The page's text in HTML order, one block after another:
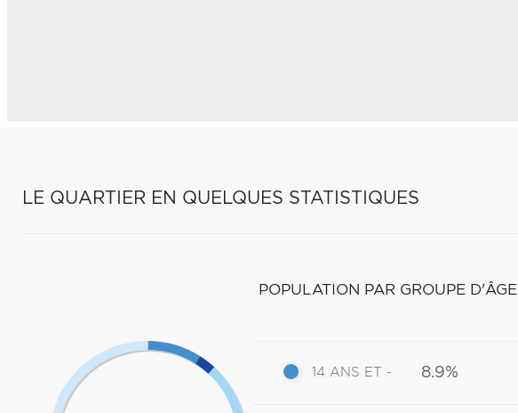
LE QUARTIER EN QUELQUES STATISTIQUES
POPULATION PAR GROUPE D'ÂGE
14 ANS ET - 8.9%